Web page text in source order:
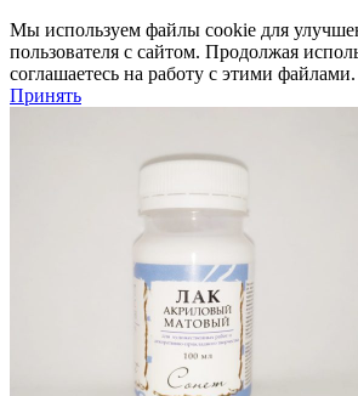
Мы используем файлы cookie для
пользователя с сайтом. Продолжая
соглашаетесь на работу с этими файлами.
Принять